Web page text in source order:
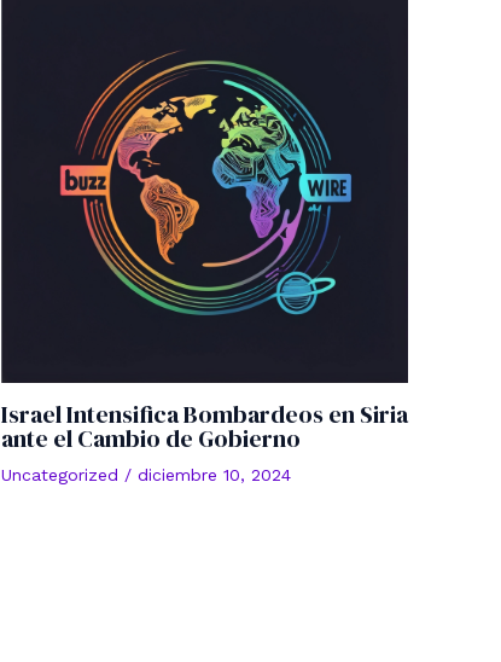
Israel Intensifica Bombardeos en Siria
ante el Cambio de Gobierno
Uncategorized / diciembre 10, 2024